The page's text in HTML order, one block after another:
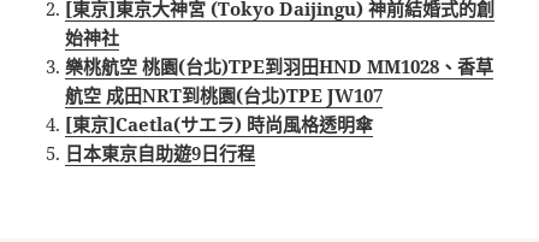
[東京]東京大神宮 (Tokyo Daijingu) 神前結婚式的創
始神社
樂桃航空 桃園(台北)TPE到羽田HND MM1028、香草
航空 成田NRT到桃園(台北)TPE JW107
[東京]Caetla(サエラ) 時尚風格透明傘
日本東京自助遊9日行程